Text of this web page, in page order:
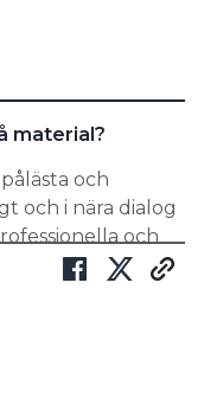
material?
och
och i nära dialog
och
spårbarhet. Det
är